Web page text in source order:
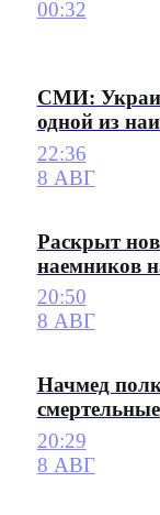
00:32
СМИ:
одной из
22:36
8 АВГ
Раскрыт
наемников
20:50
8 АВГ
Начмед
20:29
8 АВГ